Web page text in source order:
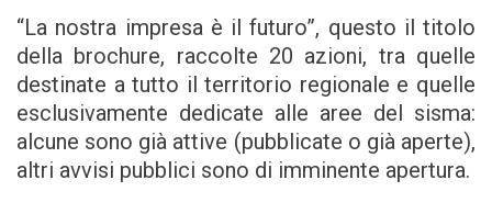
“La nostra impresa è il futuro”, questo il titolo
della brochure, raccolte 20 azioni, tra quelle
destinate a tutto il territorio regionale e quelle
esclusivamente dedicate alle aree del sisma:
alcune sono già attive (pubblicate o già aperte),
altri avvisi pubblici sono di imminente apertura.